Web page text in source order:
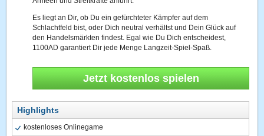
Es liegt an Dir, ob Du ein gefürchteter Kämpfer auf dem
Schlachtfeld bist, oder Dich neutral verhältst und Dein Glück auf
den Handelsmärkten findest. Egal wie Du Dich entscheidest,
1100AD garantiert Dir jede Menge Langzeit-Spiel-Spaß.
Jetzt kostenlos spielen
Highlights
kostenloses Onlinegame